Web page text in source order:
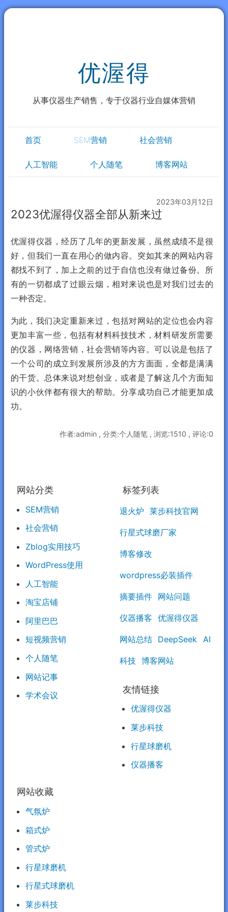
优渥得
从事仪器生产销售，专于仪器行业自媒体营销
首页 SEM营销 社会营销
人工智能 个人随笔 博客网站
2023年03月12日
2023优渥得仪器全部从新来过
优渥得仪器，经历了几年的更新发展，虽然成绩不是很
好，但我们一直在用心的做内容。突如其来的网站内容
都找不到了，加上之前的过于自信也没有做过备份。所
有的一切都成了过眼云烟，相对来说也是对我们过去的
一种否定。
为此，我们决定重新来过，包括对网站的定位也会内容
更加丰富一些，包括有材料科技技术，材料研发所需要
的仪器，网络营销，社会营销等内容。可以说是包括了
一个公司的成立到发展所涉及的方方面面，全都是满满
的干货。总体来说对想创业，或者是了解这几个方面知
识的小伙伴都有很大的帮助。分享成功自己才能更加成
功。
作者:admin , 分类:个人随笔 , 浏览:1510 , 评论:0
网站分类
SEM营销
社会营销
Zblog实用技巧
WordPress使用
人工智能
淘宝店铺
阿里巴巴
短视频营销
个人随笔
网站记事
学术会议
标签列表
退火炉 莱步科技官网
行星式球磨厂家
博客修改
wordpress必装插件
摘要插件 网站问题
仪器播客 优渥得仪器
网站总结 DeepSeek AI
科技 博客网站
友情链接
优渥得仪器
莱步科技
行星球磨机
仪器播客
网站收藏
气氛炉
箱式炉
管式炉
行星球磨机
行星式球磨机
莱步科技